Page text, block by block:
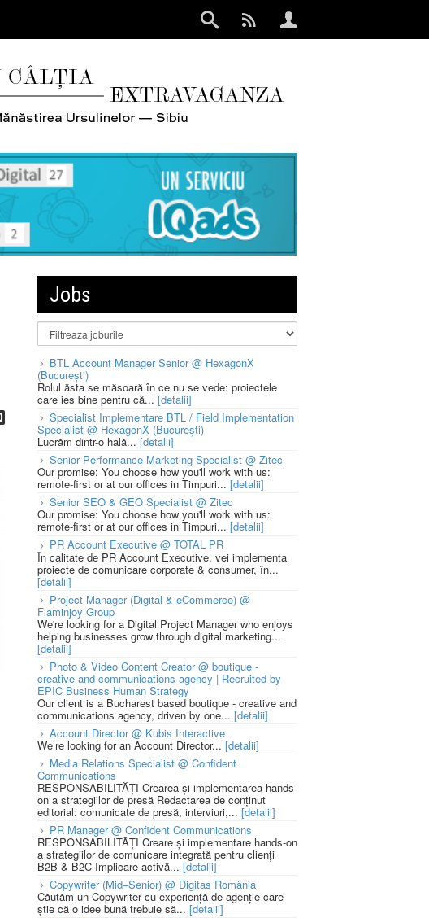
Jobs
BTL Account Manager Senior @ HexagonX
(București)
Rolul ăsta se măsoară în ce nu se vede: proiectele
care ies bine pentru că... [detalii]
Specialist Implementare BTL / Field Implementation
Specialist @ HexagonX (București)
Lucrăm dintr-o hală... [detalii]
Senior Performance Marketing Specialist @ Zitec
Our promise: You choose how you'll work with us:
remote-first or at our offices in Timpuri... [detalii]
Senior SEO & GEO Specialist @ Zitec
Our promise: You choose how you'll work with us:
remote-first or at our offices in Timpuri... [detalii]
PR Account Executive @ TOTAL PR
În calitate de PR Account Executive, vei implementa
proiecte de comunicare corporate & consumer, în...
[detalii]
Project Manager (Digital & eCommerce) @
Flaminjoy Group
We're looking for a Digital Project Manager who enjoys
helping businesses grow through digital marketing...
[detalii]
Photo & Video Content Creator @ boutique -
creative and communications agency | Recruited by
EPIC Business Human Strategy
Our client is a Bucharest based boutique - creative and
communications agency, driven by one... [detalii]
Account Director @ Kubis Interactive
We’re looking for an Account Director... [detalii]
Media Relations Specialist @ Confident
Communications
RESPONSABILITĂȚI Crearea și implementarea hands-
on a strategiilor de presă Redactarea de conținut
editorial: comunicate de presă, interviuri,... [detalii]
PR Manager @ Confident Communications
RESPONSABILITĂȚI Creare și implementare hands-on
a strategiilor de comunicare integrată pentru clienți
B2B & B2C Implicare activă... [detalii]
Copywriter (Mid–Senior) @ Digitas România
Căutăm un Copywriter cu experiență de agenție care
știe că o idee bună trebuie să... [detalii]